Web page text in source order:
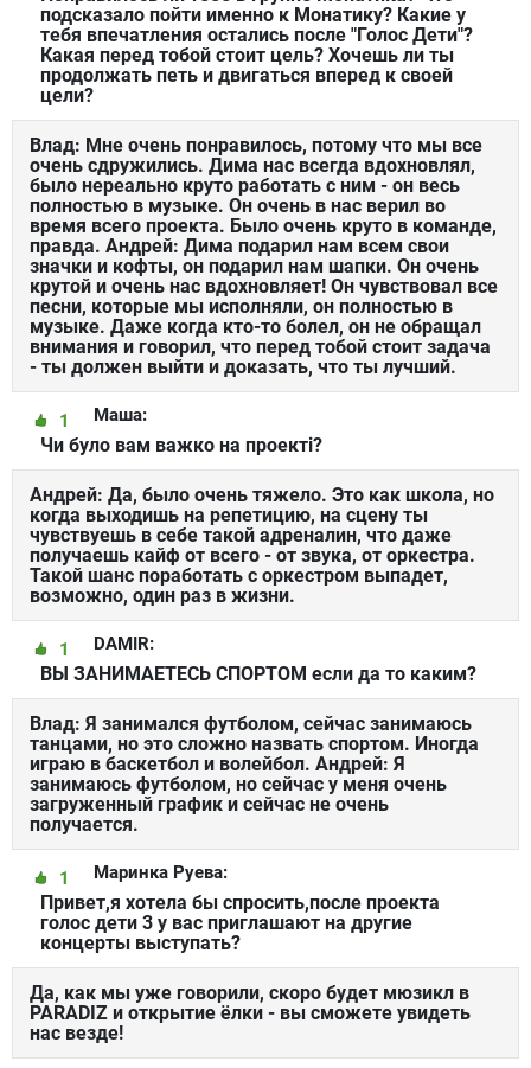
подсказало пойти именно к Монатику? Какие у
тебя впечатления остались после "Голос Дети"?
Какая перед тобой стоит цель? Хочешь ли ты
продолжать петь и двигаться вперед к своей
цели?
Влад: Мне очень понравилось, потому что мы все
очень сдружились. Дима нас всегда вдохновлял,
было нереально круто работать с ним - он весь
полностью в музыке. Он очень в нас верил во
время всего проекта. Было очень круто в команде,
правда. Андрей: Дима подарил нам всем свои
значки и кофты, он подарил нам шапки. Он очень
крутой и очень нас вдохновляет! Он чувствовал все
песни, которые мы исполняли, он полностью в
музыке. Даже когда кто-то болел, он не обращал
внимания и говорил, что перед тобой стоит задача
- ты должен выйти и доказать, что ты лучший.
Маша:
1
Чи було вам важко на проекті?
Андрей: Да, было очень тяжело. Это как школа, но
когда выходишь на репетицию, на сцену ты
чувствуешь в себе такой адреналин, что даже
получаешь кайф от всего - от звука, от оркестра.
Такой шанс поработать с оркестром выпадет,
возможно, один раз в жизни.
DAMIR:
1
ВЫ ЗАНИМАЕТЕСЬ СПОРТОМ если да то каким?
Влад: Я занимался футболом, сейчас занимаюсь
танцами, но это сложно назвать спортом. Иногда
играю в баскетбол и волейбол. Андрей: Я
занимаюсь футболом, но сейчас у меня очень
загруженный график и сейчас не очень
получается.
Маринка Руева:
1
Привет,я хотела бы спросить,после проекта
голос дети 3 у вас приглашают на другие
концерты выступать?
Да, как мы уже говорили, скоро будет мюзикл в
PARADIZ и открытие ёлки - вы сможете увидеть
нас везде!